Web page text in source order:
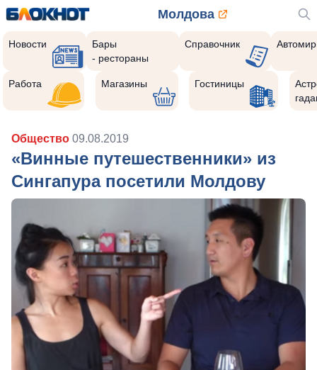
Молдова
Новости
Бары
- рестораны
Справочник Автомир
Работа Магазины Гостиницы
Общество 09.08.2019
«Винные путешественники» из
Сингапура посетили Молдову